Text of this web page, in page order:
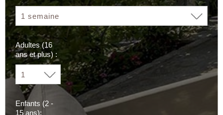
Adultes (16
ans et plus) :
Enfants (2 -
15 ans):